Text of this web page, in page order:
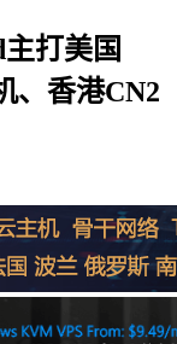
主打美国
、香港CN2